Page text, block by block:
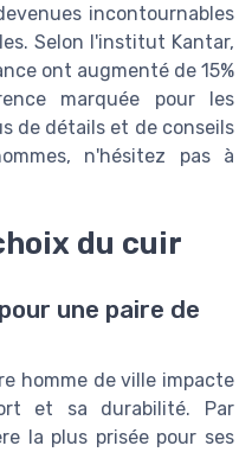
incontournables
Selon l'institut Kantar,
ont augmenté de 15%
marquée pour les
de détails et de conseils
n'hésitez pas à
du cuir
une paire de
homme de ville impacte
et sa durabilité. Par
la plus prisée pour ses